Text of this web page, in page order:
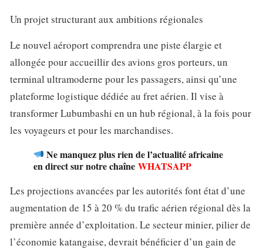
Un projet structurant aux ambitions régionales
Le nouvel aéroport comprendra une piste élargie et
allongée pour accueillir des avions gros porteurs, un
terminal ultramoderne pour les passagers, ainsi qu’une
plateforme logistique dédiée au fret aérien. Il vise à
transformer Lubumbashi en un hub régional, à la fois pour
les voyageurs et pour les marchandises.
Ne manquez plus rien de l’actualité africaine
en direct sur notre chaîne WHATSAPP
Les projections avancées par les autorités font état d’une
augmentation de 15 à 20 % du trafic aérien régional dès la
première année d’exploitation. Le secteur minier, pilier de
l’économie katangaise, devrait bénéficier d’un gain de